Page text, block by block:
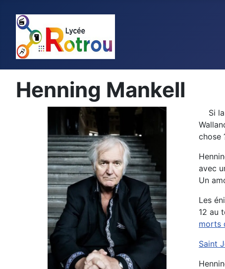
Henning Mankell
Si la
chose
avec
Un
Les
12 au
morts
Saint